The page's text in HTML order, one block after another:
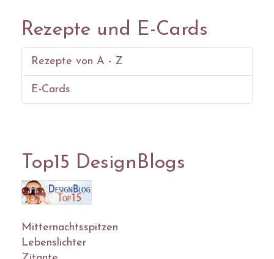
Rezepte und E-Cards
Rezepte von A - Z
E-Cards
Top15 DesignBlogs
Mitternachtsspitzen
Lebenslichter